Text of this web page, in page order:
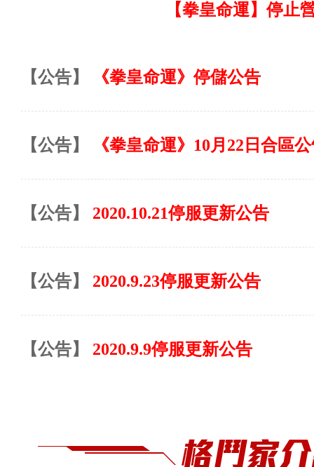
【拳皇命運】停止
【公告】 《拳皇命運》停儲公告
【公告】 《拳皇命運》10月22日合區
【公告】 2020.10.21停服更新公告
【公告】 2020.9.23停服更新公告
【公告】 2020.9.9停服更新公告